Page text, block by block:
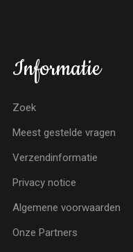
Informatie
Zoek
Meest gestelde vragen
Verzendinformatie
Privacy notice
Algemene voorwaarden
Onze Partners